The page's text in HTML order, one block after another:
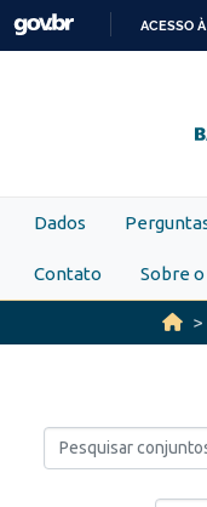
Skip to main content
ACESSO
Dados
Contato Sobre